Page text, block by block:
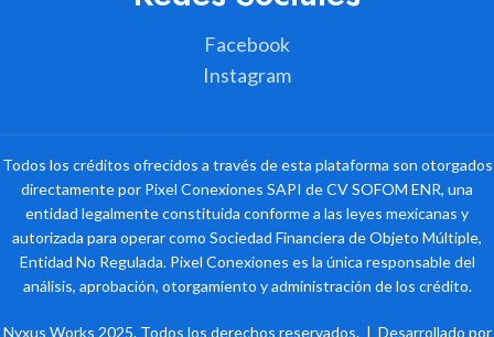
Facebook
Instagram
Todos los créditos ofrecidos a través de esta plataforma son otorgados
directamente por Pixel Conexiones SAPI de CV SOFOM ENR, una
entidad legalmente constituida conforme a las leyes mexicanas y
autorizada para operar como Sociedad Financiera de Objeto Múltiple,
Entidad No Regulada. Pixel Conexiones es la única responsable del
análisis, aprobación, otorgamiento y administración de los crédito.
Nyxus Works 2025. Todos los derechos reservados. | Desarrollado por